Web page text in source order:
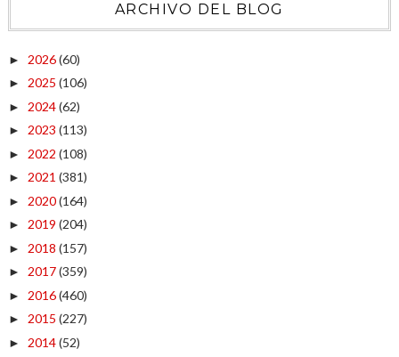
ARCHIVO DEL BLOG
► 2026(60)
► 2025 (106)
► 2024(62)
► 2023 (113)
► 2022 (108)
► 2021 (381)
► 2020(164)
► 2019 (204)
► 2018 (157)
► 2017(359)
► 2016(460)
► 2015 (227)
► 2014(52)